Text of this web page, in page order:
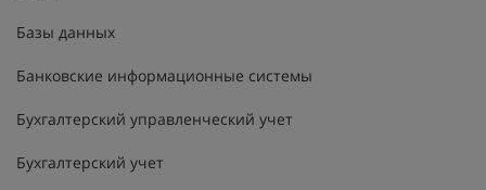
Базы данных
Банковские информационные системы
Бухгалтерский управленческий учет
Бухгалтерский учет